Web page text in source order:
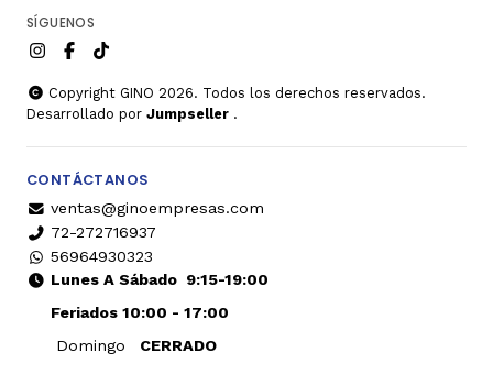
SÍGUENOS
Copyright GINO 2026. Todos los derechos reservados.
Desarrollado por Jumpseller .
CONTÁCTANOS
ventas@ginoempresas.com
72-272716937
56964930323
Lunes A Sábado9:15-19:00
Feriados 10:00 - 17:00
Domingo
CERRADO